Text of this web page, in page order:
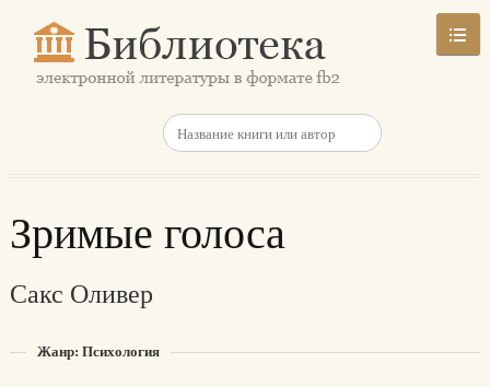
Зримые голоса
Сакс Оливер
Жанр: Психология